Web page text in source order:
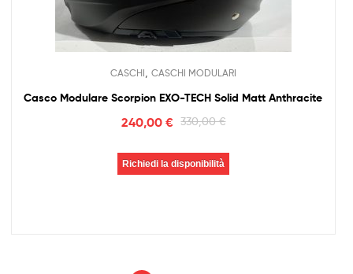
CASCHI, CASCHI MODULARI
Casco Modulare Scorpion EXO-TECH Solid Matt Anthracite
330,00€
240,00 €
Richiedi la disponibilità